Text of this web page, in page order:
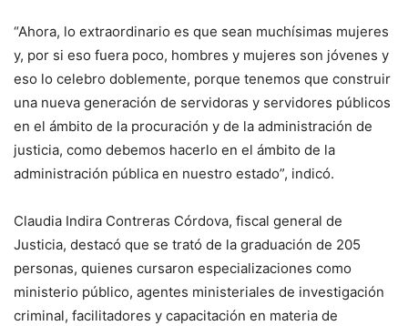
“Ahora, lo extraordinario es que sean muchísimas mujeres
y, por si eso fuera poco, hombres y mujeres son jóvenes y
eso lo celebro doblemente, porque tenemos que construir
una nueva generación de servidoras y servidores públicos
en el ámbito de la procuración y de la administración de
justicia, como debemos hacerlo en el ámbito de la
administración pública en nuestro estado”, indicó.
Claudia Indira Contreras Córdova, fiscal general de
Justicia, destacó que se trató de la graduación de 205
personas, quienes cursaron especializaciones como
ministerio público, agentes ministeriales de investigación
criminal, facilitadores y capacitación en materia de